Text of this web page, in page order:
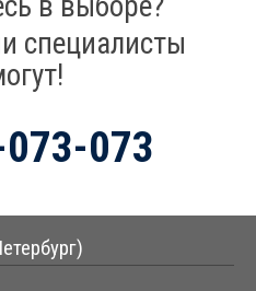
в выборе?
специалисты
073